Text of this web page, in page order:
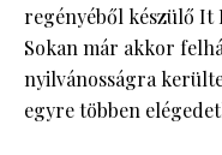
regényéből készülő It
Sokan már akkor
nyilvánosságra
egyre többen